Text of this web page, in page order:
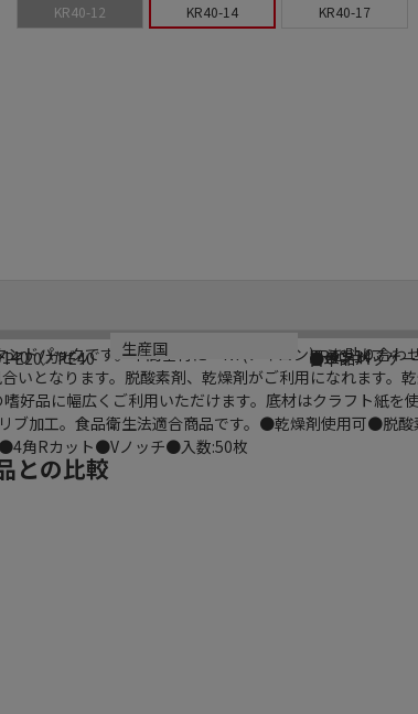
KR40-12 KR40-14 KR40-17
ドパックです。中間基材に「NY(ナイロン)」を貼り合わ
いとなります。脱酸素剤、乾燥剤がご利用になれます。
好品に幅広くご利用いただけます。底材はクラフト紙を
ブ加工。食品衛生法適合商品です。●乾燥剤使用可●脱
角Rカット●Vノッチ●入数:50枚
シリーズ名
ラミジップ
規格
KR40-14
（ガゼッ
カラー
クラフト
／PE40
重量
●単品パッケ
生産国
日本
との比較